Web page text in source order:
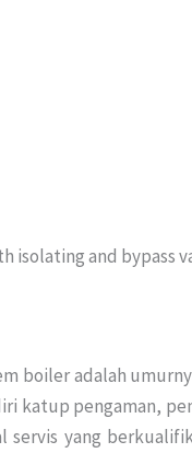
isolating and bypass
boiler adalah
katup pengaman,
servis yang